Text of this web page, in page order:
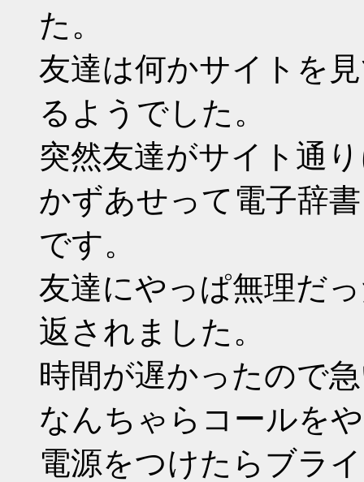
た。
友達は何かサイトを
るようでした。
突然友達がサイト通
かずあせって電子辞
です。
友達にやっぱ無理だ
返されました。
時間が遅かったので
なんちゃらコールを
電源をつけたらブラ